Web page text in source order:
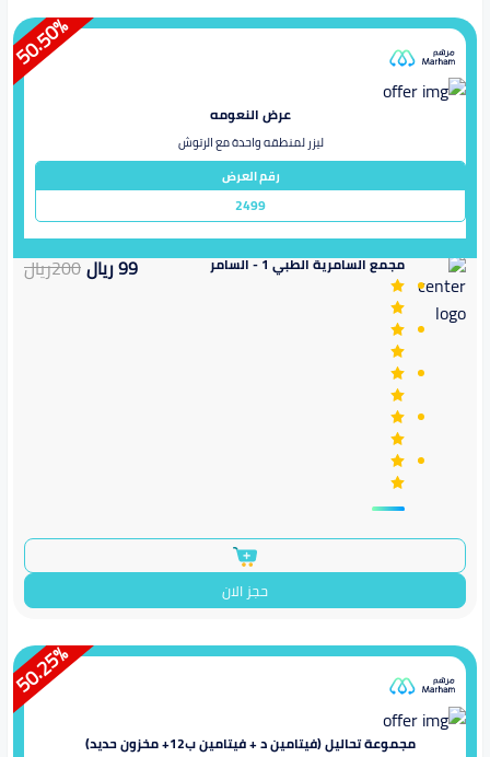
50.50
%
عرض النعومه
ليزر لمنطقه واحدة مع الرتوش
رقم العرض
2499
مجمع السامرية الطبي 1 - السامر 99ريال200ريال
حجز الان
50.25
%
مجموعة تحاليل (فيتامين د + فيتامين ب12+ مخزون حديد)